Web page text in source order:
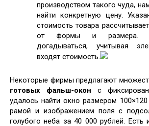
производством такого чуда,
найти конкретную цену.
стоимость товара
от формы и размера.
догадываться, учитывая
входят стоимость.
Некоторые фирмы предлагают
готовых фальш-окон с
удалось найти окно размером
рамой и изображением поля с
голубого неба за 40 000 рублей. Есть